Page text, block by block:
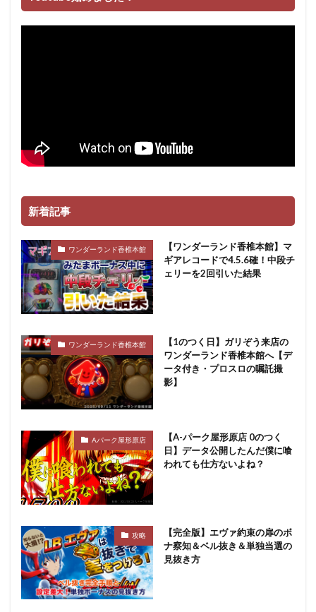
新着記事
ワンダーランド香椎本館
【ワンダーランド香椎本館】マ
ギアレコードで4.5.6確！中段チ
ェリーを2回引いた結果
ワンダーランド香椎本館
【1のつく日】ガリぞう来店の
ワンダーランド香椎本館へ【デ
ータ付き・プロスロの嘱託撮
影】
Aパーク屋形原店
【A-パーク屋形原店 0のつく
日】データ公開したんだ僕に喰
われても仕方ないよね？
攻略
【完全版】エヴァ約束の扉のボ
ナ察知＆ベル抜き＆単独当選の
見抜き方